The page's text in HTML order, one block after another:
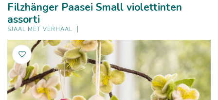
Filzhänger Paasei Small violettinten
assorti
SJAAL MET VERHAAL